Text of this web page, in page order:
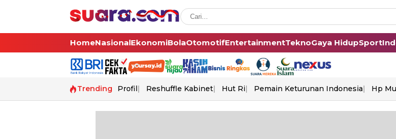
HomeNasionalEkonomiBolaOtomotifEntertainmentTeknoGaya HidupSport
Trending Profil Reshuffle Kabinet Hut Ri Pemain Keturunan Indonesia Hp